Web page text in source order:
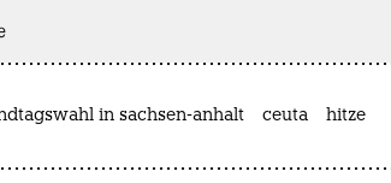
in sachsen-anhalt ceuta hitze